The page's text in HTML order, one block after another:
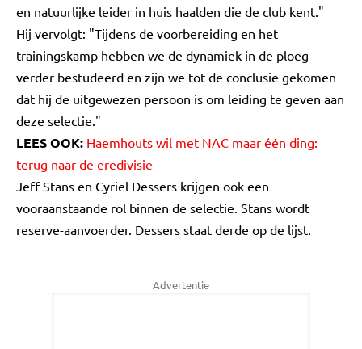
en natuurlijke leider in huis haalden die de club kent."
Hij vervolgt: "Tijdens de voorbereiding en het
trainingskamp hebben we de dynamiek in de ploeg
verder bestudeerd en zijn we tot de conclusie gekomen
dat hij de uitgewezen persoon is om leiding te geven aan
deze selectie."
LEES OOK: Haemhouts wil met NAC maar één ding:
terug naar de eredivisie
Jeff Stans en Cyriel Dessers krijgen ook een
vooraanstaande rol binnen de selectie. Stans wordt
reserve-aanvoerder. Dessers staat derde op de lijst.
Advertentie